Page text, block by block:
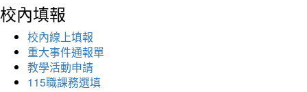
校內填報
校內線上填報
重大事件通報單
教學活動申請
115職課務選填